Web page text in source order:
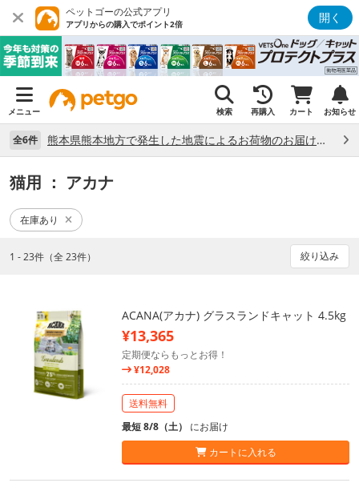
ペットゴーの公式アプリ
アプリからの購入でポイント2倍 開く
メニュー 検索 再購入 カート お知らせ
全6件 熊本県熊本地方で発生した地震によるお荷物のお届け状況について （7/28）
猫用 ： アカナ
在庫あり
1 - 23件（全 23件） 絞り込み
ACANA(アカナ) グラスランドキャット 4.5kg
¥13,365
定期便ならもっとお得！
¥12,028
送料無料
最短 8/8（土） にお届け
カートに入れる